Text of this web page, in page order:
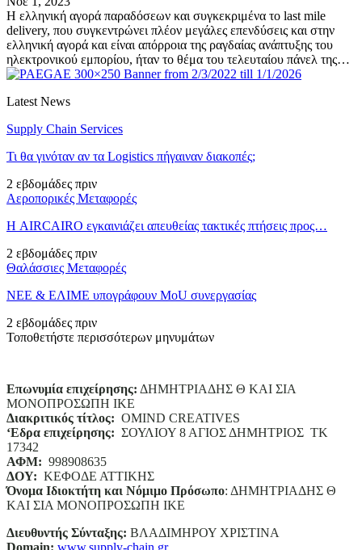
Η ελληνική αγορά παραδόσεων και συγκεκριμένα το last mile
delivery, που συγκεντρώνει πλέον μεγάλες επενδύσεις και στην
ελληνική αγορά και είναι απόρροια της ραγδαίας ανάπτυξης του
ηλεκτρονικού εμπορίου, ήταν το θέμα του τελευταίου πάνελ της…
Latest News
Supply Chain Services
Τι θα γινόταν αν τα Logistics πήγαιναν διακοπές;
2 εβδομάδες πριν
Αεροπορικές Μεταφορές
Η AIRCAIRO εγκαινιάζει απευθείας τακτικές πτήσεις προς…
2 εβδομάδες πριν
Θαλάσσιες Μεταφορές
ΝΕΕ & ΕΛΙΜΕ υπογράφουν MoU συνεργασίας
2 εβδομάδες πριν
Τοποθετήστε περισσότερων μηνυμάτων
Επωνυμία επιχείρησης: ΔΗΜΗΤΡΙΑΔΗΣ Θ ΚΑΙ ΣΙΑ
ΜΟΝΟΠΡΟΣΩΠΗ ΙΚΕ
Διακριτικός τίτλος: ΟΜΙΝD CREATIVES
‘Eδρα επιχείρησης: ΣΟΥΛΙΟΥ 8 ΑΓΙΟΣ ΔΗΜΗΤΡΙΟΣ ΤΚ
17342
ΑΦΜ: 998908635
ΔΟΥ: ΚΕΦΟΔΕ ΑΤΤΙΚΗΣ
Όνομα Ιδιοκτήτη και Νόμιμο Πρόσωπο: ΔΗΜΗΤΡΙΑΔΗΣ Θ
ΚΑΙ ΣΙΑ ΜΟΝΟΠΡΟΣΩΠΗ ΙΚΕ
Διευθυντής Σύνταξης: ΒΛΑΔΙΜΗΡΟΥ ΧΡΙΣΤΙΝΑ
Domain: www.supply-chain.gr